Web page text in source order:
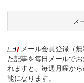
メ
メール会員登録（
た記事を毎日メールで
れますと、毎週月曜か
能になります。